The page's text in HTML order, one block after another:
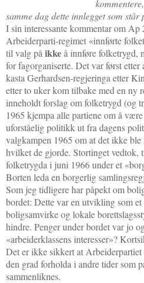
samme dag dette innlegget som
I sin interessante kommentar om
Arbeiderparti-regimet «innførte
til valg på ikkeå innføre folketrygd,
for fagorganiserte. Det var først etter
kasta Gerhardsen-regjeringa etter
etter to uker kom tilbake med en ny
inneholdt forslag om folketrygd (og
1965 kjempa alle partiene om å
uforståelig politikk ut fra dagens
valgkampen 1965 om at det ikke
hvilket de gjorde. Stortinget vedtok,
folketrygda i juni 1966 under et
Borten leda en borgerlig
Som jeg tidligere har påpekt om
bordet: Dette var en utvikling som
boligsamvirke og lokale
hindre. Penger under bordet var jo
«arbeiderklassens interesser»?
Det er ikke sikkert at
den grad forholda i andre tider som
sammenliknes.